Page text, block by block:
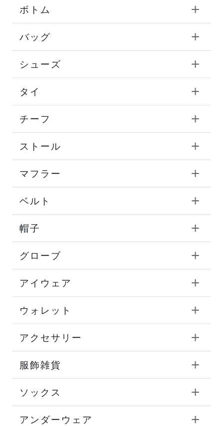
ボトム
バッグ
シューズ
タイ
チーフ
ストール
マフラー
ベルト
帽子
グローブ
アイウェア
ウォレット
アクセサリー
服飾雑貨
ソックス
アンダーウェア